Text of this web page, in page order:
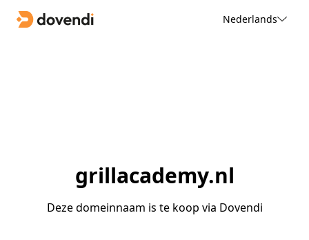
Nederlands
grillacademy.nl
Deze domeinnaam is te koop via Dovendi